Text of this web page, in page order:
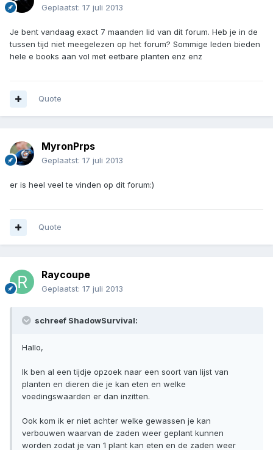
Geplaatst: 17 juli 2013
Je bent vandaag exact 7 maanden lid van dit forum. Heb je in de
tussen tijd niet meegelezen op het forum? Sommige leden bieden
hele e books aan vol met eetbare planten enz enz
Quote
MyronPrps
Geplaatst: 17 juli 2013
er is heel veel te vinden op dit forum:)
Quote
Raycoupe
Geplaatst: 17 juli 2013
schreef ShadowSurvival:
Hallo,
Ik ben al een tijdje opzoek naar een soort van lijst van
planten en dieren die je kan eten en welke
voedingswaarden er dan inzitten.
Ook kom ik er niet achter welke gewassen je kan
verbouwen waarvan de zaden weer geplant kunnen
worden zodat je van 1 plant kan eten en de zaden weer